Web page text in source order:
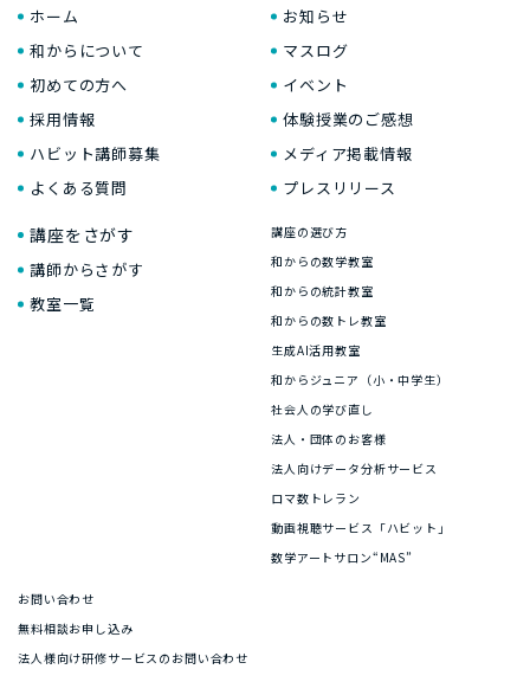
ホーム
和からについて
初めての方へ
採用情報
ハビット講師募集
よくある質問
お知らせ
マスログ
イベント
体験授業のご感想
メディア掲載情報
プレスリリース
講座をさがす
講師からさがす
教室一覧
講座の選び方
和からの数学教室
和からの統計教室
和からの数トレ教室
生成AI活用教室
和からジュニア（小・中学生）
社会人の学び直し
法人・団体のお客様
法人向けデータ分析サービス
ロマ数トレラン
動画視聴サービス「ハビット」
数学アートサロン“MAS”
お問い合わせ
無料相談お申し込み
法人様向け研修サービスのお問い合わせ